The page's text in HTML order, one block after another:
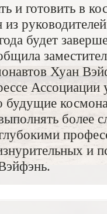
и готовить в
будет
Хуан
Ассоциации
более
и